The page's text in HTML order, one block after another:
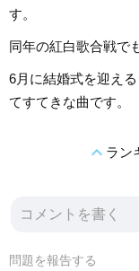
す。
同年の紅白歌合戦で
6月に結婚式を迎え
てすてきな曲です。
expand_lessラン
問題を報告する